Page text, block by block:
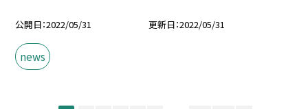
公開日 2022/05/31 更新日 2022/05/31
news